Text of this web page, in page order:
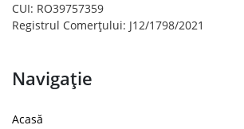
CUI: RO39757359
Registrul Comerțului: J12/1798/2021
Navigație
Acasă